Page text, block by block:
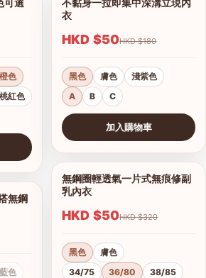
1/10
可選
橙色
桃紅色
1/4
無鋼
藍色
1/8
全蕾絲深V聚攏透氣內衣
HKD $50 HKD $198
黑色 豆沙粉
紫灰色
32/70
34/75
38/85
查看圖片
兩手捧胸立體杯晚禮服BRA配
HKD $50